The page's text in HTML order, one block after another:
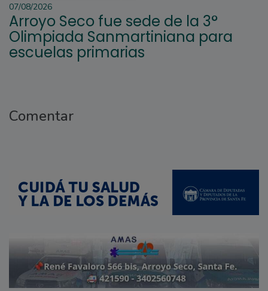
07/08/2026
Arroyo Seco fue sede de la 3°
Olimpiada Sanmartiniana para
escuelas primarias
Comentar